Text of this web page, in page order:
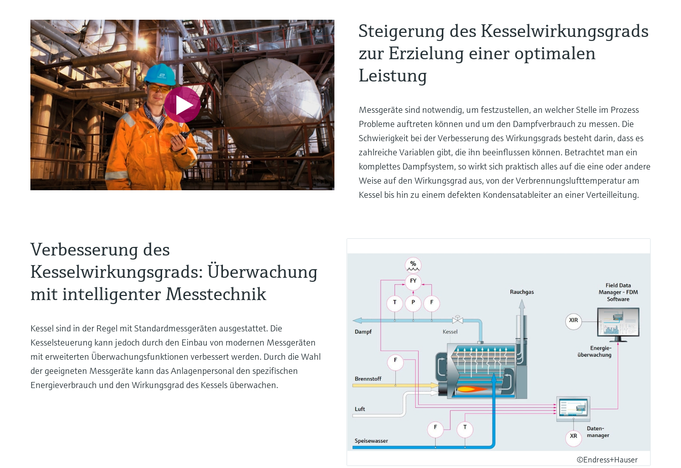
Steigerung des Kesselwirkungsgrads
zur Erzielung einer optimalen
Leistung
Messgeräte sind notwendig, um festzustellen, an welcher Stelle im Prozess
Probleme auftreten können und um den Dampfverbrauch zu messen. Die
Schwierigkeit bei der Verbesserung des Wirkungsgrads besteht darin, dass es
zahlreiche Variablen gibt, die ihn beeinflussen können. Betrachtet man ein
komplettes Dampfsystem, so wirkt sich praktisch alles auf die eine oder andere
Weise auf den Wirkungsgrad aus, von der Verbrennungslufttemperatur am
Kessel bis hin zu einem defekten Kondensatableiter an einer Verteilleitung.
©Endress+Hauser
Verbesserung des
Kesselwirkungsgrads: Überwachung
mit intelligenter Messtechnik
Kessel sind in der Regel mit Standardmessgeräten ausgestattet. Die
Kesselsteuerung kann jedoch durch den Einbau von modernen Messgeräten
mit erweiterten Überwachungsfunktionen verbessert werden. Durch die Wahl
der geeigneten Messgeräte kann das Anlagenpersonal den spezifischen
Energieverbrauch und den Wirkungsgrad des Kessels überwachen.